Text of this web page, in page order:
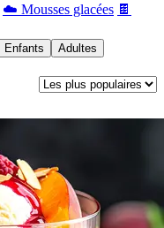
☁️ Mousses glacées 🍫
Enfants
Adultes